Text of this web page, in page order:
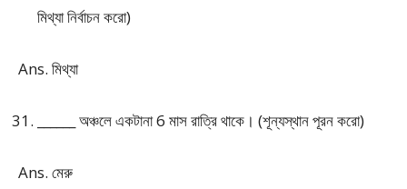
মিথ্যা নির্বাচন করো)
Ans. মিথ্যা
______ অঞ্চলে একটানা 6 মাস রাত্রি থাকে। (শূন্যস্থান পূরন করো)
Ans. মেরু